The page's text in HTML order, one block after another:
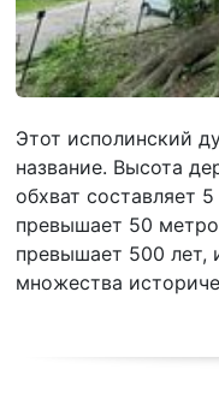
Этот исполинский
название. Высота
обхват составляет
превышает 50
превышает 500 лет,
множества